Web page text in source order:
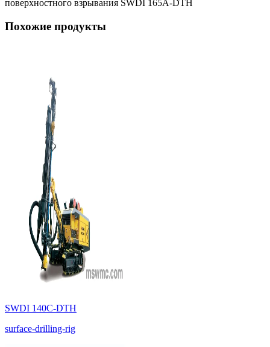
поверхностного взрывания SWDI 165A-DTH
Похожие продукты
SWDI 140C-DTH
surface-drilling-rig